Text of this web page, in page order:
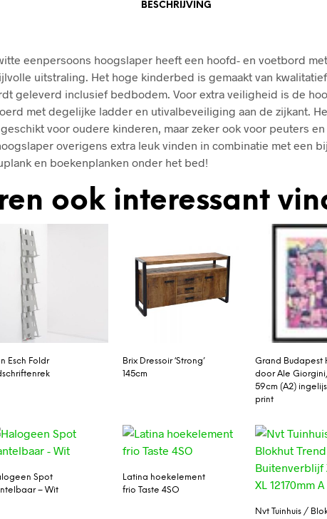
BESCHRIJVING
eenpersoons hoogslaper heeft een hoofd- en voetbord
uitstraling. Het hoge kinderbed is gemaakt van
geleverd inclusief bedbodem. Voor extra veiligheid is de
met degelijke ladder en utivalbeveiliging aan de zijkant.
voor oudere kinderen, maar zeker ook voor peuters
overigens extra leuk vinden in combinatie met een
en boekenplanken onder het bed!
ook interessant
Esch Foldr
Brix Dressoir ‘Strong’
145cm
Grand Budapest
door Ale
59cm (A2)
print
Spot
– Wit
Latina hoekelement
frio Taste 4SO
Nvt Tuinhuis /